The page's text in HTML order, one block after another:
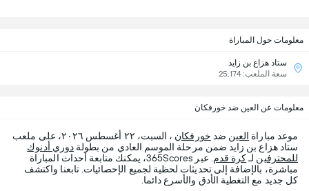
معلومات حول المباراة
ستاد هزاع بن زايد
سعة الملعب: 25,174
معلومات عن العين ضد خورفكان
موعد مباراة العين ضد خورفكان
، السبت، ٢٢ أغسطس ٢٠٢٦، على ملعب
ستاد هزاع بن زايد ضمن مرحلة الموسم العادي من بطولةدوري أدنوك
للمحترفين لـكرة قدم
. عبر 365Scores، يمكنك متابعة أحداث المباراة
مباشرة، بالإضافة إلى تحديثات لحظية لجميع الإحصائيات. تابعنا واكتشف
كل جديد مع التغطية الأدق والأسرع دائما.